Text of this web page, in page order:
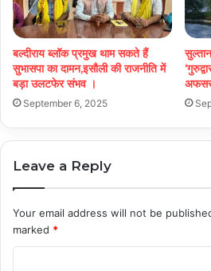
बल्दीराय ब्लॉक प्रमुख थाम सकते हैं
सुभासपा का दामन,इसौली की राजनीति में
बड़ा उलटफेर संभव ।
September 6, 2025
Leave a Reply
Your email address will not be
marked *